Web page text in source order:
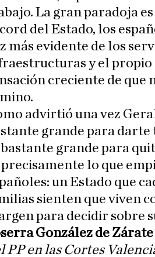
La gran paradoja
del Estado, los
más evidente de los
y el propio
creciente de que
advirtió una vez
grande para darte
grande para
precisamente lo que
un Estado que
sienten que viven
para decidir sobre
González de Zárate
PP en las Cortes